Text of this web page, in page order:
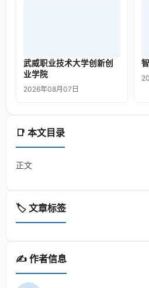
📑 本文目录
正文
🏷️ 文章标签
✍️ 作者信息
武威职业技术大学创新创
业学院
2026年08月07日